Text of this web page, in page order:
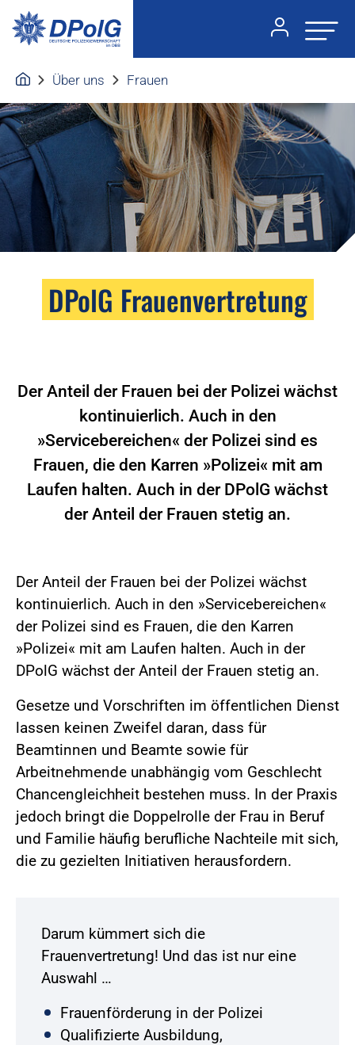
Über uns Frauen
DPolG Frauenvertretung
Der Anteil der Frauen bei der Polizei wächst
kontinuierlich. Auch in den
»Servicebereichen« der Polizei sind es
Frauen, die den Karren »Polizei« mit am
Laufen halten. Auch in der DPolG wächst
der Anteil der Frauen stetig an.
Der Anteil der Frauen bei der Polizei wächst
kontinuierlich. Auch in den »Servicebereichen«
der Polizei sind es Frauen, die den Karren
»Polizei« mit am Laufen halten. Auch in der
DPolG wächst der Anteil der Frauen stetig an.
Gesetze und Vorschriften im öffentlichen Dienst
lassen keinen Zweifel daran, dass für
Beamtinnen und Beamte sowie für
Arbeitnehmende unabhängig vom Geschlecht
Chancengleichheit bestehen muss. In der Praxis
jedoch bringt die Doppelrolle der Frau in Beruf
und Familie häufig berufliche Nachteile mit sich,
die zu gezielten Initiativen herausfordern.
Darum kümmert sich die
Frauenvertretung! Und das ist nur eine
Auswahl …
Frauenförderung in der Polizei
Qualifizierte Ausbildung,